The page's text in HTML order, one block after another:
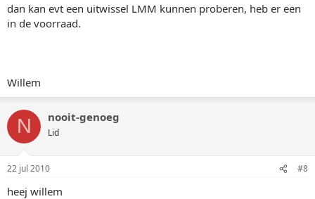
dan kan evt een uitwissel LMM kunnen proberen, heb er een
in de voorraad.
Willem
N nooit-genoeg
Lid
22 jul 2010 #8
heej willem